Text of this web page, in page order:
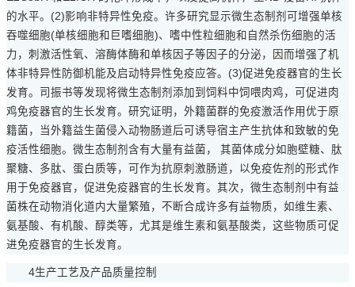
的水平。(2)影响非特异性免疫。许多研究显示微生态制剂可增强单核
吞噬细胞(单核细胞和巨嗜细胞)、嗜中性粒细胞和自然杀伤细胞的活
力，刺激活性氧、溶酶体酶和单核因子等因子的分泌，因而增强了机
体非特异性防御机能及启动特异性免疫应答。(3)促进免疫器官的生长
发育。司振书等发现将微生态制剂添加到饲料中饲喂肉鸡，可促进肉
鸡免疫器官的生长发育。研究证明，外籍菌群的免疫激活作用优于原
籍菌，当外籍益生菌侵入动物肠道后可诱导宿主产生抗体和致敏的免
疫活性细胞。微生态制剂含有大量有益菌， 其菌体成分如胞壁糖、肽
聚糖、多肽、蛋白质等，可作为抗原刺激肠道，以免疫佐剂的形式作
用于免疫器官，促进免疫器官的生长发育。其次，微生态制剂中有益
菌株在动物消化道内大量繁殖，不断合成许多有益物质，如维生素、
氨基酸、有机酸、醇类等，尤其是维生素和氨基酸类，这些物质可促
进免疫器官的生长发育。
4生产工艺及产品质量控制